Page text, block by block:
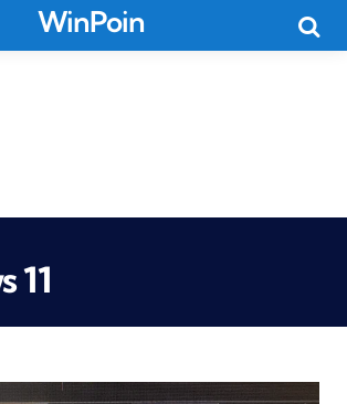
WinPoin
11